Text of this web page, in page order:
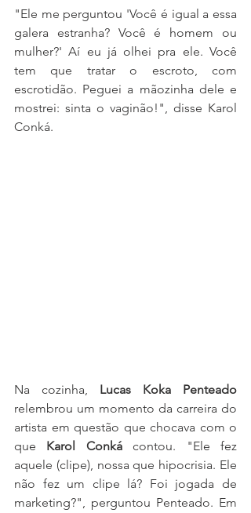
"Ele me perguntou 'Você é igual a essa
galera estranha? Você é homem ou
mulher?' Aí eu já olhei pra ele. Você
tem que tratar o escroto, com
escrotidão. Peguei a mãozinha dele e
mostrei: sinta o vaginão!", disse Karol
Conká.
Na cozinha, Lucas Koka Penteado
relembrou um momento da carreira do
artista em questão que chocava com o
que Karol Conká contou. "Ele fez
aquele (clipe), nossa que hipocrisia. Ele
não fez um clipe lá? Foi jogada de
marketing?", perguntou Penteado. Em